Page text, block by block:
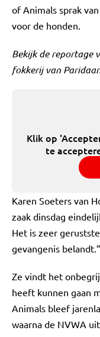
of Animals sprak
voor de honden.
Bekijk de reportage
fokkerij van
Klik op
te
Karen Soeters van
zaak dinsdag
Het is zeer
gevangenis belandt.”
Ze vindt het
heeft kunnen gaan
Animals bleef
waarna de NVWA